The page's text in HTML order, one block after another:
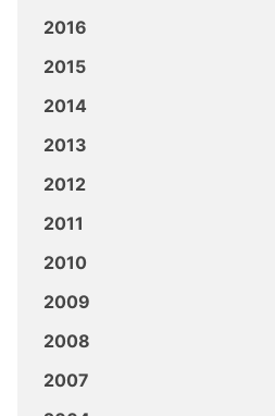
2016
2015
2014
2013
2012
2011
2010
2009
2008
2007